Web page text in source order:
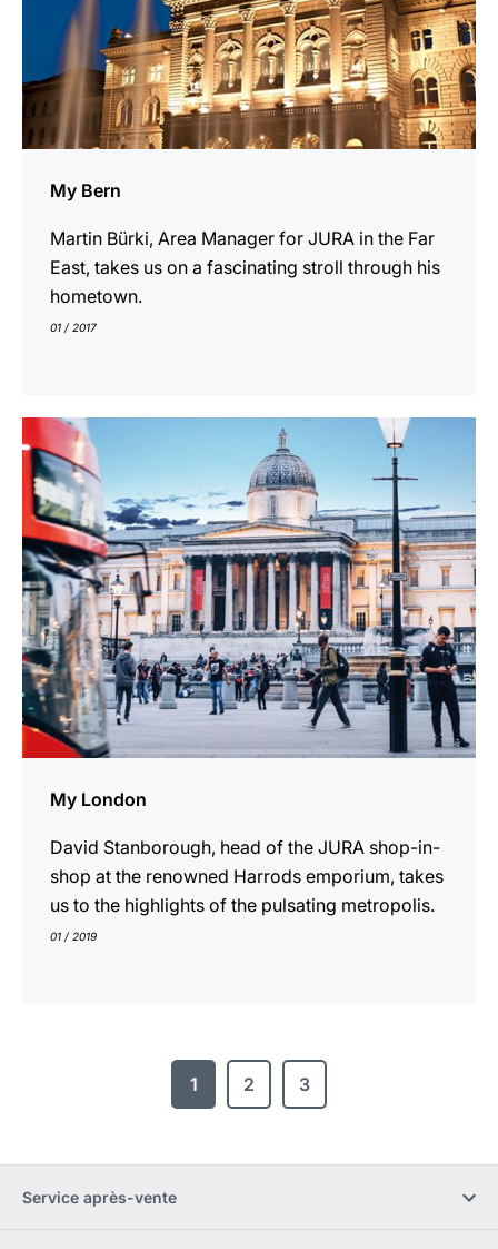
My Bern
Martin Bürki, Area Manager for JURA in the Far
East, takes us on a fascinating stroll through his
hometown.
01 / 2017
My London
David Stanborough, head of the JURA shop-in-
shop at the renowned Harrods emporium, takes
us to the highlights of the pulsating metropolis.
01 / 2019
savoir
plus
1 2 3
Service après-vente